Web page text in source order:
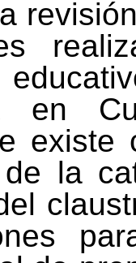
en
existe
de la